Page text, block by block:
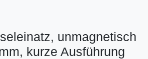
unmagnetisch
kurze Ausführung